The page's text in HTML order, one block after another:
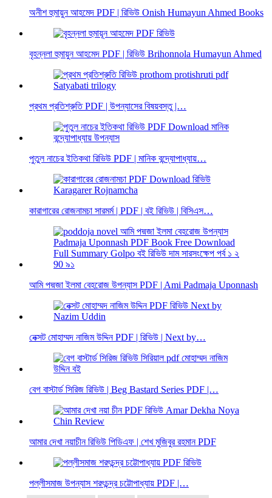
অনীশ হুমায়ুন আহমেদ PDF | রিভিউ Onish Humayun Ahmed Books
বৃহন্নলা হুমায়ুন আহমেদ PDF | রিভিউ Brihonnola Humayun Ahmed
প্রথম প্রতিশ্রুতি PDF | উপন্যাসের বিষয়বস্তু |…
পুতুল নাচের ইতিকথা রিভিউ PDF | মানিক বন্দ্যোপাধ্যায়…
কারাগারের রোজনামচা সারমর্ম | PDF | বই রিভিউ | বিসিএস…
আমি পদ্মজা ইলমা বেহরোজ উপন্যাস PDF | Ami Padmaja Uponnash
নেক্সট মোহাম্মদ নাজিম উদ্দিন PDF | রিভিউ | Next by…
বেগ বাস্টার্ড সিরিজ রিভিউ | Beg Bastard Series PDF |…
আমার দেখা নয়াচীন রিভিউ পিডিএফ | শেখ মুজিবুর রহমান PDF
পল্লীসমাজ উপন্যাস শরৎচন্দ্র চট্টোপাধ্যায় PDF |…